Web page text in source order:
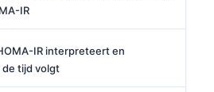
IR
IR interpreteert en
tijd volgt